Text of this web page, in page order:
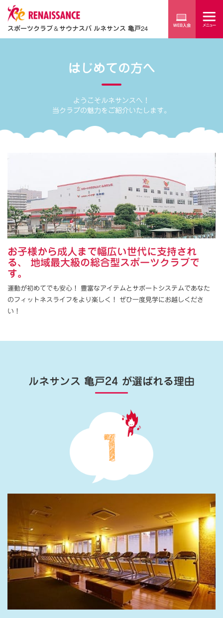
スポーツクラブ＆サウナスパ ルネサンス 亀戸24
はじめての方へ
ようこそルネサンスへ！
当クラブの魅力をご紹介いたします。
お子様から成人まで幅広い世代に支持され
る、 地域最大級の総合型スポーツクラブで
す。
運動が初めてでも安心！ 豊富なアイテムとサポートシステムであなた
のフィットネスライフをより楽しく！ ぜひ一度見学にお越しくださ
い！
ルネサンス 亀戸24 が選ばれる理由